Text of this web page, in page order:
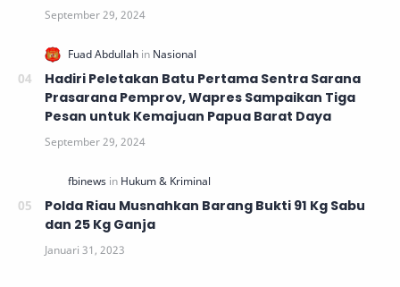
Hadiri Peletakan Batu Pertama Sentra Sarana
Prasarana Pemprov, Wapres Sampaikan Tiga
Pesan untuk Kemajuan Papua Barat Daya
Polda Riau Musnahkan Barang Bukti 91 Kg Sabu
dan 25 Kg Ganja